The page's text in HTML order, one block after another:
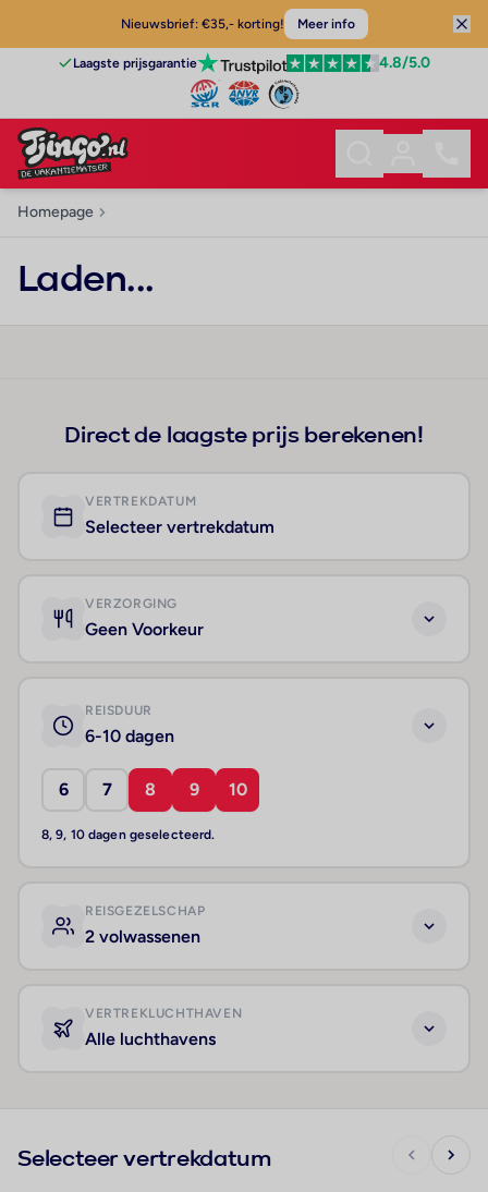
Nieuwsbrief: €35,- korting! Meer info
Laagste prijsgarantie 4.8/5.0
Homepage
Laden...
Direct de laagste prijs berekenen!
VERTREKDATUM
Selecteer vertrekdatum
VERZORGING
Geen Voorkeur
REISDUUR
6-10 dagen
6 7 8 9 10
8, 9, 10 dagen geselecteerd.
REISGEZELSCHAP
2 volwassenen
VERTREKLUCHTHAVEN
Alle luchthavens
Selecteer vertrekdatum